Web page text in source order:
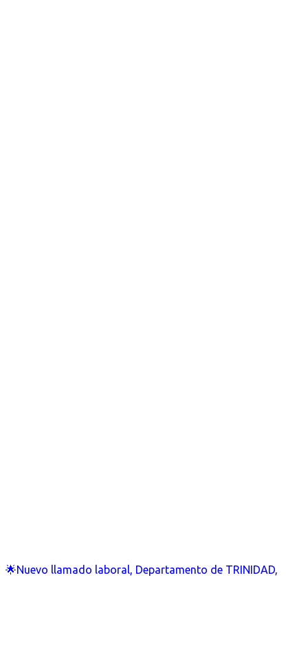
🌟Nuevo llamado laboral, Departamento de TRINIDAD,